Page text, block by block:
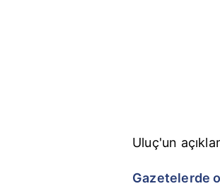
Uluç'un
Gazetelerde